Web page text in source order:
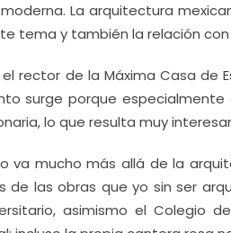
La arquitectura
tema y también la relación con
rector de la Máxima Casa de
surge porque
lo que resulta muy
va mucho más allá de la
de las obras que yo sin ser
asimismo el Colegio